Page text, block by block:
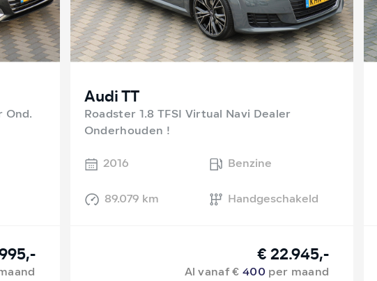
Ond.
Audi TT
Roadster 1.8 TFSI Virtual Navi Dealer
Onderhouden !
2016
Benzine
89.079 km Handgeschakeld
€ 22.945,-
Al vanaf €400 per maand